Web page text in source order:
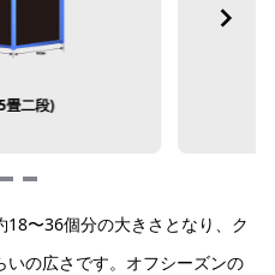
畳二段)
〜36個分の大きさとなり、ク
いの広さです。オフシーズンの